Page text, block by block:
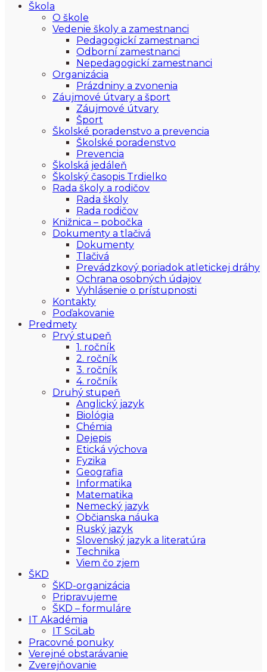
Škola
O škole
Vedenie školy a zamestnanci
Pedagogickí zamestnanci
Odborní zamestnanci
Nepedagogickí zamestnanci
Organizácia
Prázdniny a zvonenia
Záujmové útvary a šport
Záujmové útvary
Šport
Školské poradenstvo a prevencia
Školské poradenstvo
Prevencia
Školská jedáleň
Školský časopis Trdielko
Rada školy a rodičov
Rada školy
Rada rodičov
Knižnica – pobočka
Dokumenty a tlačivá
Dokumenty
Tlačivá
Prevádzkový poriadok atletickej dráhy
Ochrana osobných údajov
Vyhlásenie o prístupnosti
Kontakty
Poďakovanie
Predmety
Prvý stupeň
1. ročník
2. ročník
3. ročník
4. ročník
Druhý stupeň
Anglický jazyk
Biológia
Chémia
Dejepis
Etická výchova
Fyzika
Geografia
Informatika
Matematika
Nemecký jazyk
Občianska náuka
Ruský jazyk
Slovenský jazyk a literatúra
Technika
Viem čo zjem
ŠKD
ŠKD-organizácia
Pripravujeme
ŠKD – formuláre
IT Akadémia
IT SciLab
Pracovné ponuky
Verejné obstarávanie
Zverejňovanie